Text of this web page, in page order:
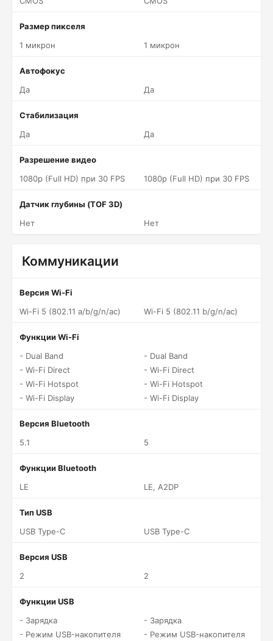
Размер пикселя
1 микрон
1 микрон
Автофокус
Да
Да
Стабилизация
Да
Да
Разрешение видео
1080p (Full HD) при 30 FPS
1080p (Full HD) при 30 FPS
Датчик глубины (TOF 3D)
Нет
Нет
Коммуникации
Версия Wi-Fi
Wi-Fi 5 (802.11 a/b/g/n/ac)
Wi-Fi 5 (802.11 b/g/n/ac)
Функции Wi-Fi
- Dual Band
- Wi-Fi Direct
- Wi-Fi Hotspot
- Wi-Fi Display
- Dual Band
- Wi-Fi Direct
- Wi-Fi Hotspot
- Wi-Fi Display
Версия Bluetooth
5.1
5
Функции Bluetooth
LE
LE, A2DP
Тип USB
USB Type-C
USB Type-C
Версия USB
2
2
Функции USB
- Зарядка
- Режим USB-накопителя
- Зарядка
- Режим USB-накопителя